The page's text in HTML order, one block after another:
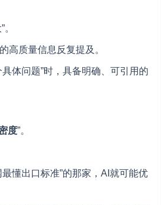
高质量信息反复提及。
体问题”时，具备明确、可引用的
度”。
懂出口标准”的那家，AI就可能优